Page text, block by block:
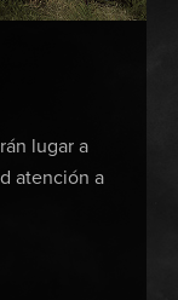
lugar a
atención a